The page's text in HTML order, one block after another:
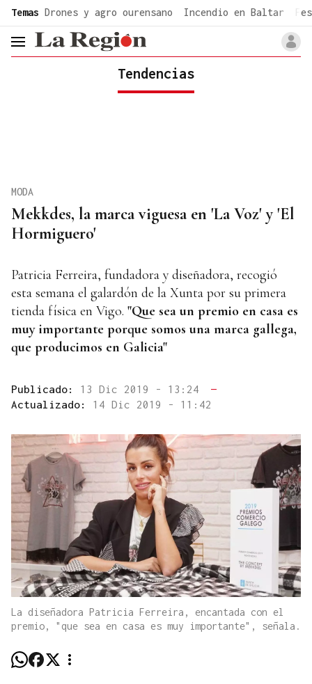
Temas Drones y agro ourensano Incendio en Baltar
header.menu.open
Tendencias
Mekkdes, la marca viguesa en 'La Voz' y 'El
Hormiguero'
MODA
Patricia Ferreira, fundadora y diseñadora, recogió
esta semana el galardón de la Xunta por su primera
tienda física en Vigo. "Que sea un premio en casa es
muy importante porque somos una marca gallega,
que producimos en Galicia"
Publicado: 13 Dic 2019 - 13:24
—
Actualizado: 14 Dic 2019 - 11:42
La diseñadora Patricia Ferreira, encantada con el
premio, "que sea en casa es muy importante", señala.